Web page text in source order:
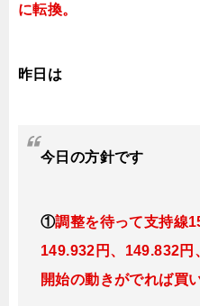
に転換。
昨日は
今日 の方針です
①調整を待って支持線
149.932円、149.832円
開始の動きがでれば買